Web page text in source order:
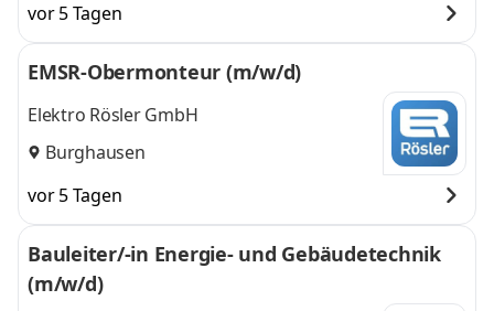
vor 5 Tagen
EMSR-Obermonteur (m/w/d)
Elektro Rösler GmbH
Burghausen
vor 5 Tagen
Bauleiter/-in Energie- und Gebäudetechnik
(m/w/d)